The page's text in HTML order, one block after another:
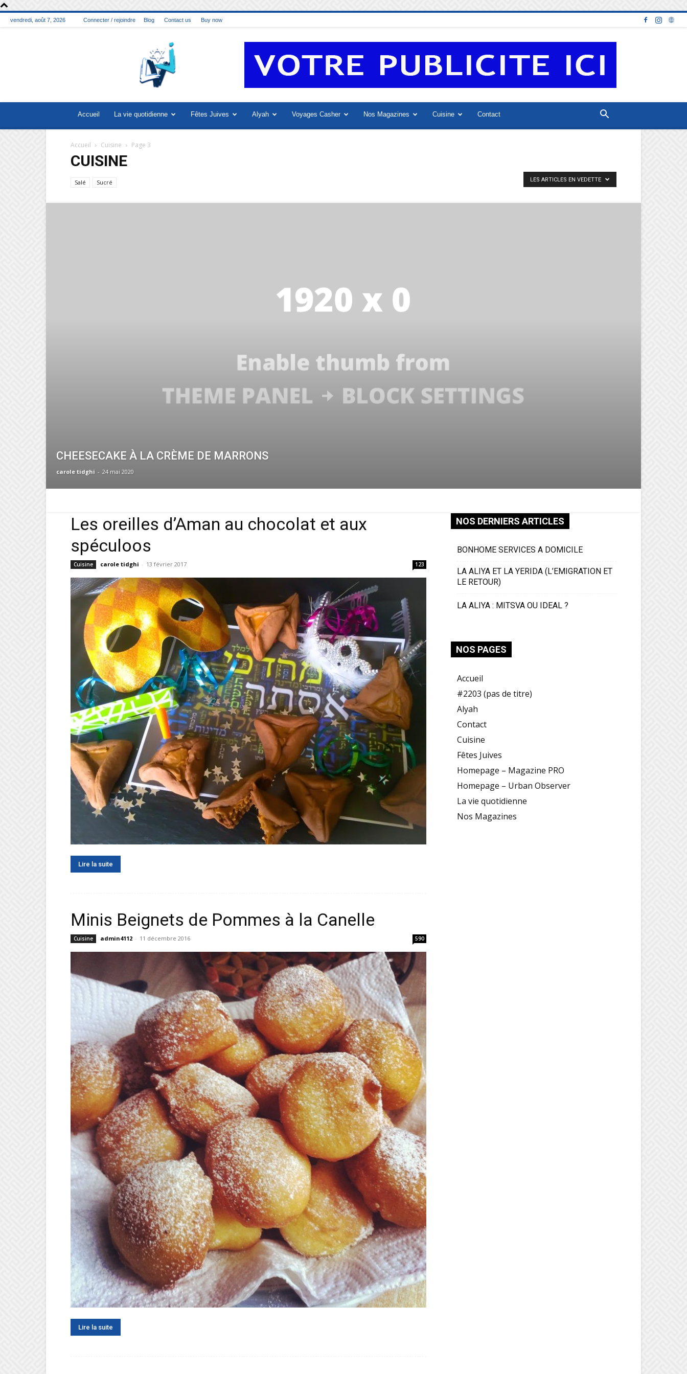
vendredi, août 7, 2026 Connecter / rejoindre Blog Contact us Buy now
La
vie
juive
Accueil La vie quotidienne Fêtes Juives Alyah Voyages Casher Nos Magazines Cuisine Contact
Accueil Cuisine Page 3
CUISINE
Salé Sucré LES ARTICLES EN VEDETTE
CHEESECAKE À LA CRÈME DE MARRONS
carole tidghi - 24 mai 2020
Les oreilles d’Aman au chocolat et aux
spéculoos
Cuisine carole tidghi - 13 février 2017 123
Lire la suite
Minis Beignets de Pommes à la Canelle
Cuisine admin4112 - 11 décembre 2016 590
Lire la suite
NOS DERNIERS ARTICLES
BONHOME SERVICES A DOMICILE
LA ALIYA ET LA YERIDA (L’EMIGRATION ET
LE RETOUR)
LA ALIYA : MITSVA OU IDEAL ?
NOS PAGES
Accueil
#2203 (pas de titre)
Alyah
Contact
Cuisine
Fêtes Juives
Homepage – Magazine PRO
Homepage – Urban Observer
La vie quotidienne
Nos Magazines